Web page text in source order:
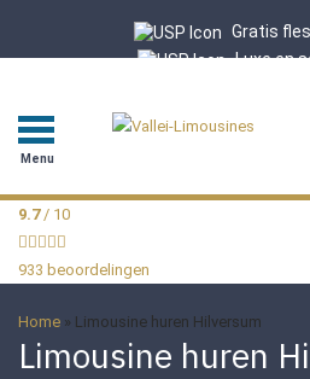
Gratis
Luxe en
Menu
9.7/ 10
933 beoordelingen
Home » Limousine huren Hilversum
Limousine huren